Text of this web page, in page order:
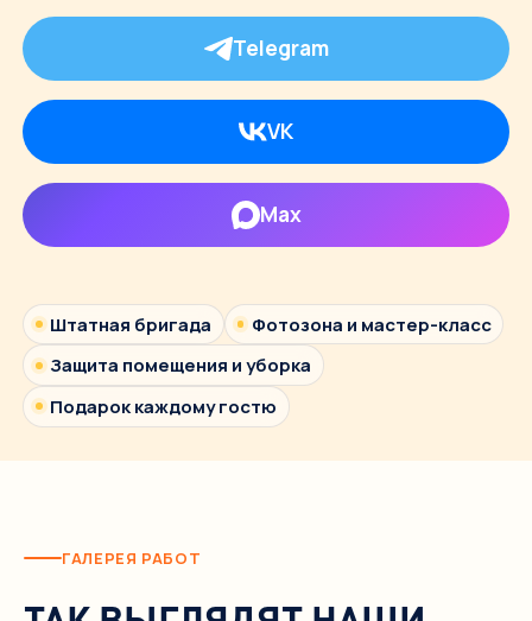
Telegram
VK
Max
Штатная бригада
Фотозона и мастер-класс
Защита помещения и уборка
Подарок каждому гостю
ГАЛЕРЕЯ РАБОТ